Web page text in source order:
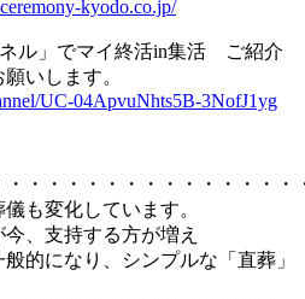
kyodo.co.jp/
ネル」でマイ終活in集活 ご紹介
いします。
UC-04ApvuNhts5B-3NofJ1yg
・・・・・・・・・・・・・・・
も変化しています。
、支持する方が増え
的になり、シンプルな「直葬」